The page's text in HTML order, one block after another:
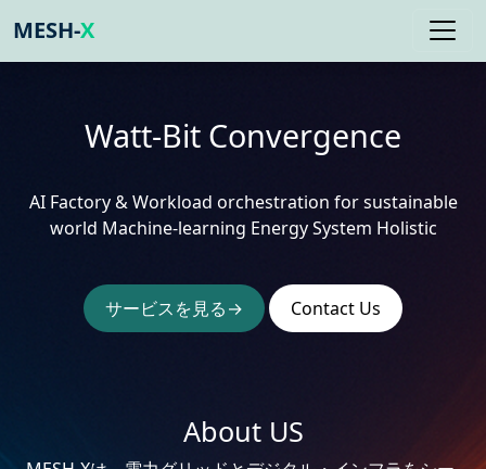
MESH-X
Watt-Bit Convergence
AI Factory & Workload orchestration for sustainable
world Machine-learning Energy System Holistic
サービスを見る→ Contact Us
About US